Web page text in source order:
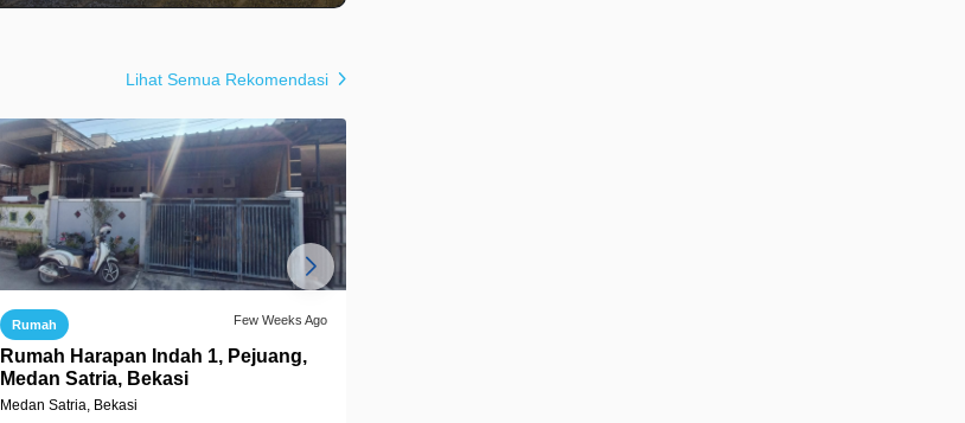
Lihat Semua Rekomendasi
Rumah Few Weeks Ago
Rumah Harapan Indah 1, Pejuang,
Medan Satria, Bekasi
Medan Satria, Bekasi